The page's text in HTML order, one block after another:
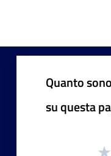
Quanto
su questa